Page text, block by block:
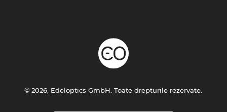
© 2026, Edeloptics GmbH. Toate drepturile rezervate.